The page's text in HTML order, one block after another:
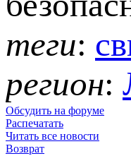
теги:
регион:
Обсудить на форуме
Распечатать
Читать все новости
Возврат